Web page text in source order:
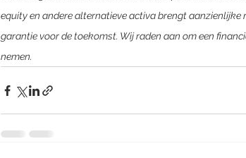
equity en andere alternatieve activa brengt aanzienlijke
garantie voor de toekomst. Wij raden aan om een
nemen.